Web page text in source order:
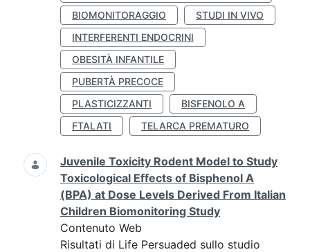
BIOMONITORAGGIO
STUDI IN VIVO
INTERFERENTI ENDOCRINI
OBESITÀ INFANTILE
PUBERTÀ PRECOCE
PLASTICIZZANTI
BISFENOLO A
FTALATI
TELARCA PREMATURO
Juvenile Toxicity Rodent Model to Study
Toxicological Effects of Bisphenol A
(BPA) at Dose Levels Derived From Italian
Children Biomonitoring Study
Contenuto Web
Risultati di Life Persuaded sullo studio